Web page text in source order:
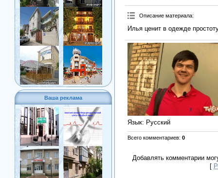
Ваша реклама
Описание материала:
Илья ценит в одежде
Язык: Русский
Всего комментариев: 0
Добавлять комментарии
[